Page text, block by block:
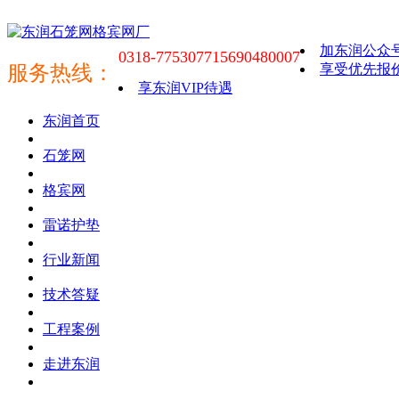
服务热线：
0318-775307715690480007
加东润公众
享受优先报
享东润VIP待遇
东润首页
石笼网
格宾网
雷诺护垫
行业新闻
技术答疑
工程案例
走进东润